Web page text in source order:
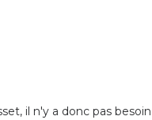
il n'y a donc pas